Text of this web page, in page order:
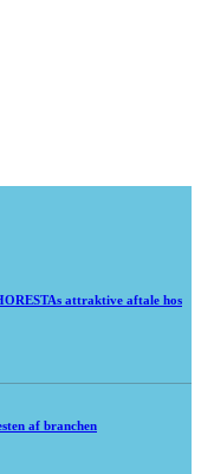
attraktive aftale hos
af branchen